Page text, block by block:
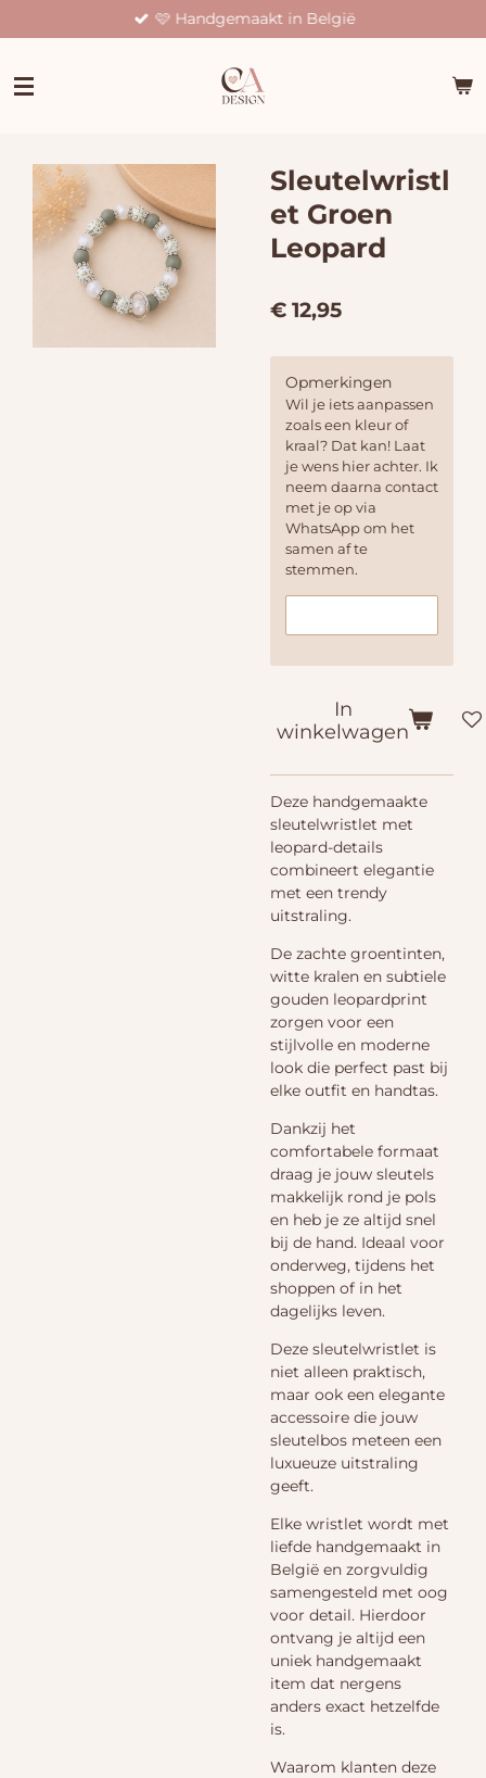
direct
de
🩷 Handgemaakt in België
Sleutelwristl
et Groen
Leopard
€ 12,95
Opmerkingen
Wil je iets aanpassen
zoals een kleur of
kraal? Dat kan! Laat
je wens hier achter. Ik
neem daarna contact
met je op via
WhatsApp om het
samen af te
stemmen.
In
winkelwagen
Deze handgemaakte
sleutelwristlet met
leopard-details
combineert elegantie
met een trendy
uitstraling.
De zachte groentinten,
witte kralen en subtiele
gouden leopardprint
zorgen voor een
stijlvolle en moderne
look die perfect past bij
elke outfit en handtas.
Dankzij het
comfortabele formaat
draag je jouw sleutels
makkelijk rond je pols
en heb je ze altijd snel
bij de hand. Ideaal voor
onderweg, tijdens het
shoppen of in het
dagelijks leven.
Deze sleutelwristlet is
niet alleen praktisch,
maar ook een elegante
accessoire die jouw
sleutelbos meteen een
luxueuze uitstraling
geeft.
Elke wristlet wordt met
liefde handgemaakt in
België en zorgvuldig
samengesteld met oog
voor detail. Hierdoor
ontvang je altijd een
uniek handgemaakt
item dat nergens
anders exact hetzelfde
is.
Waarom klanten deze